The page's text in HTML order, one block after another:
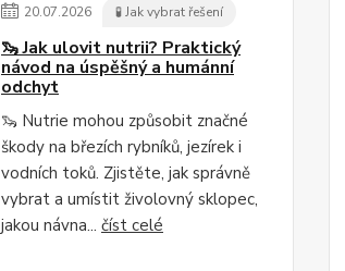
20.07.2026 🧪 Jak vybrat řešení
🦦 Jak ulovit nutrii? Praktický
návod na úspěšný a humánní
odchyt
🦦 Nutrie mohou způsobit značné
škody na březích rybníků, jezírek i
vodních toků. Zjistěte, jak správně
vybrat a umístit živolovný sklopec,
jakou návna... číst celé